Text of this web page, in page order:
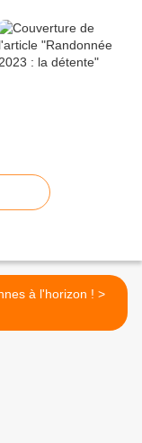
Eoliennes à l'horizon ! >